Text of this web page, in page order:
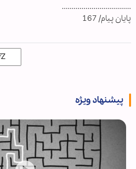
...................................
پایان پیام/ 167
پیشنهاد ویژه